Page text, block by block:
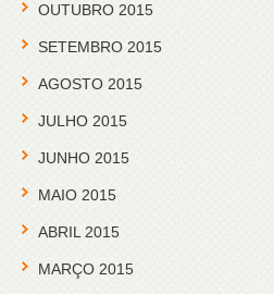
OUTUBRO 2015
SETEMBRO 2015
AGOSTO 2015
JULHO 2015
JUNHO 2015
MAIO 2015
ABRIL 2015
MARÇO 2015